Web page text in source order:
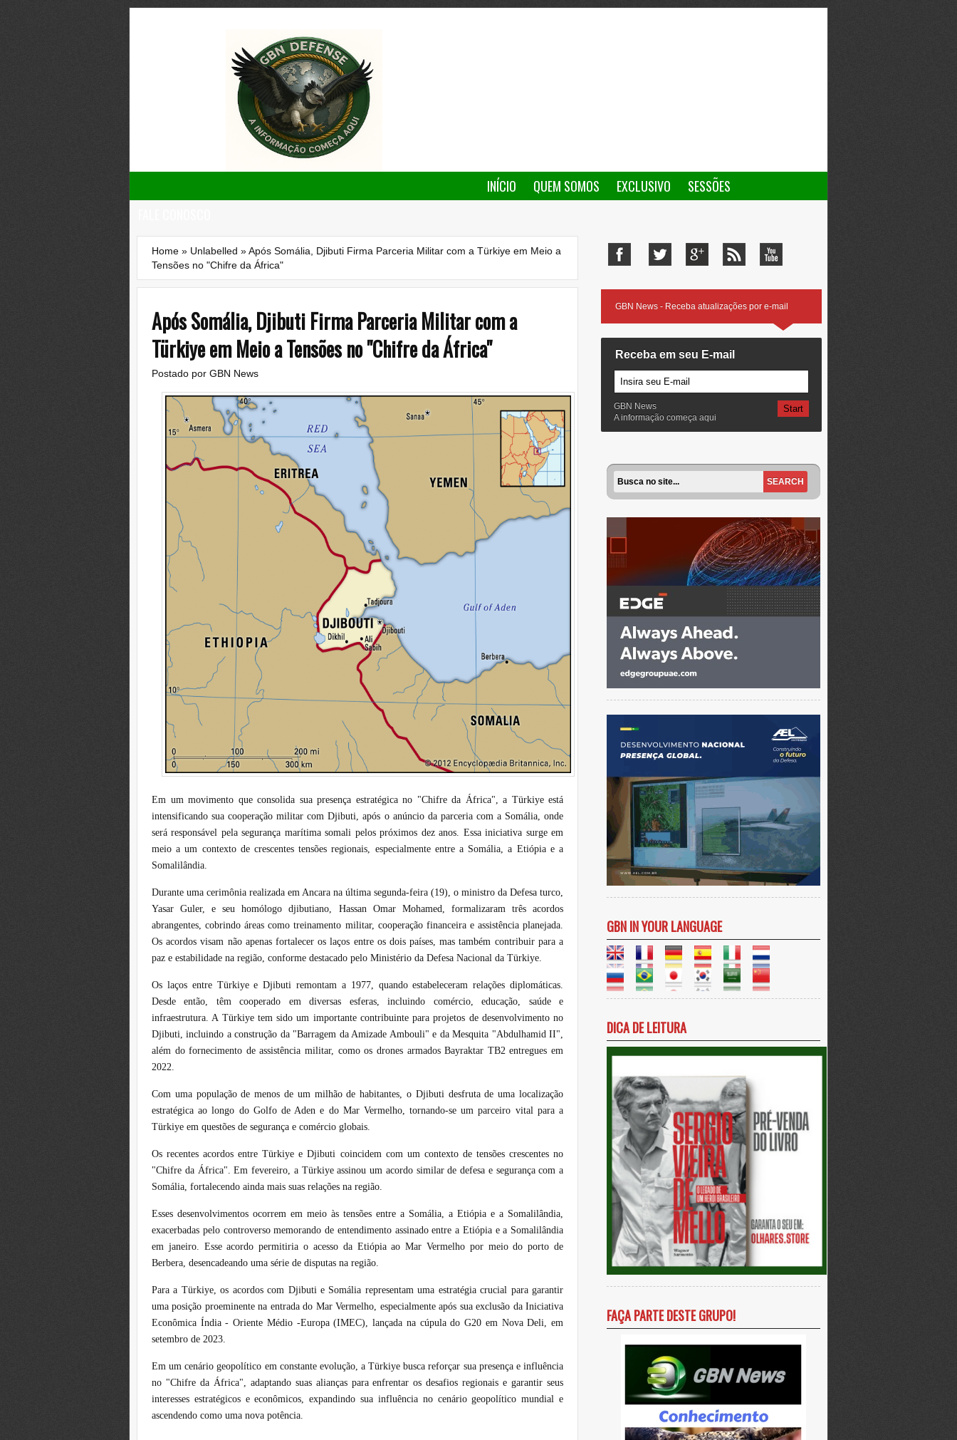
INÍCIO QUEM SOMOS EXCLUSIVO
SESSÕES
Home » Unlabelled »Após Somália, Djibuti Firma Parceria Militar com a Türkiye em Meio a
Tensões no "Chifre da África"
Após Somália, Djibuti Firma Parceria Militar com a
Türkiye em Meio a Tensões no "Chifre da África"
Postado por GBN News
Em um movimento que consolida sua presença estratégica no "Chifre da África", a Türkiye está
intensificando sua cooperação militar com Djibuti, após o anúncio da parceria com a Somália, onde
será responsável pela segurança marítima somali pelos próximos dez anos. Essa iniciativa surge em
meio a um contexto de crescentes tensões regionais, especialmente entre a Somália, a Etiópia e a
Somalilândia.
Durante uma cerimônia realizada em Ancara na última segunda-feira (19), o ministro da Defesa turco,
Yasar Guler, e seu homólogo djibutiano, Hassan Omar Mohamed, formalizaram três acordos
abrangentes, cobrindo áreas como treinamento militar, cooperação financeira e assistência planejada.
Os acordos visam não apenas fortalecer os laços entre os dois países, mas também contribuir para a
paz e estabilidade na região, conforme destacado pelo Ministério da Defesa Nacional da Türkiye.
Os laços entre Türkiye e Djibuti remontam a 1977, quando estabeleceram relações diplomáticas.
Desde então, têm cooperado em diversas esferas, incluindo comércio, educação, saúde e
infraestrutura. A Türkiye tem sido um importante contribuinte para projetos de desenvolvimento no
Djibuti, incluindo a construção da "Barragem da Amizade Ambouli" e da Mesquita "Abdulhamid II",
além do fornecimento de assistência militar, como os drones armados Bayraktar TB2 entregues em
2022.
Com uma população de menos de um milhão de habitantes, o Djibuti desfruta de uma localização
estratégica ao longo do Golfo de Aden e do Mar Vermelho, tornando-se um parceiro vital para a
Türkiye em questões de segurança e comércio globais.
Os recentes acordos entre Türkiye e Djibuti coincidem com um contexto de tensões crescentes no
"Chifre da África". Em fevereiro, a Türkiye assinou um acordo similar de defesa e segurança com a
Somália, fortalecendo ainda mais suas relações na região.
Esses desenvolvimentos ocorrem em meio às tensões entre a Somália, a Etiópia e a Somalilândia,
exacerbadas pelo controverso memorando de entendimento assinado entre a Etiópia e a Somalilândia
em janeiro. Esse acordo permitiria o acesso da Etiópia ao Mar Vermelho por meio do porto de
Berbera, desencadeando uma série de disputas na região.
Para a Türkiye, os acordos com Djibuti e Somália representam uma estratégia crucial para garantir
uma posição proeminente na entrada do Mar Vermelho, especialmente após sua exclusão da Iniciativa
Econômica Índia - Oriente Médio -Europa (IMEC), lançada na cúpula do G20 em Nova Deli, em
setembro de 2023.
Em um cenário geopolítico em constante evolução, a Türkiye busca reforçar sua presença e influência
no "Chifre da África", adaptando suas alianças para enfrentar os desafios regionais e garantir seus
interesses estratégicos e econômicos, expandindo sua influência no cenário geopolítico mundial e
ascendendo como uma nova potência.
GBN News - Receba atualizações por e-mail
Receba em seu E-mail
GBN News
A informação começa aqui
GBN IN YOUR LANGUAGE
DICA DE LEITURA
FAÇA PARTE DESTE GRUPO!